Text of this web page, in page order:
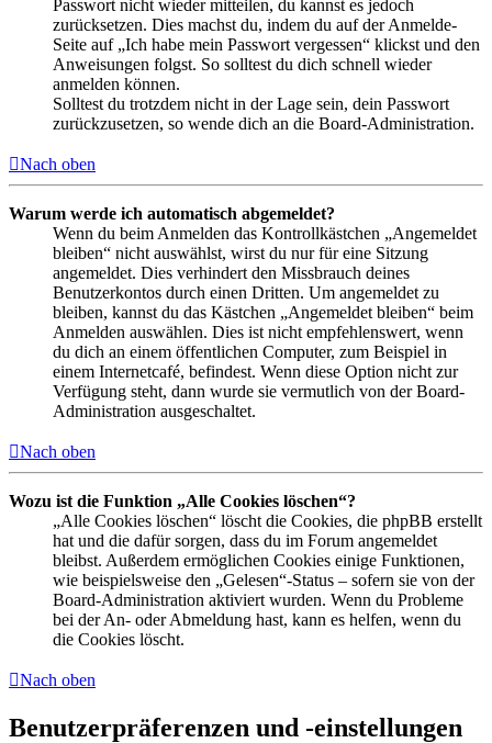
Passwort nicht wieder mitteilen, du kannst es jedoch
zurücksetzen. Dies machst du, indem du auf der Anmelde-
Seite auf „Ich habe mein Passwort vergessen“ klickst und den
Anweisungen folgst. So solltest du dich schnell wieder
anmelden können.
Solltest du trotzdem nicht in der Lage sein, dein Passwort
zurückzusetzen, so wende dich an die Board-Administration.
Nach oben
Warum werde ich automatisch abgemeldet?
Wenn du beim Anmelden das Kontrollkästchen „Angemeldet
bleiben“ nicht auswählst, wirst du nur für eine Sitzung
angemeldet. Dies verhindert den Missbrauch deines
Benutzerkontos durch einen Dritten. Um angemeldet zu
bleiben, kannst du das Kästchen „Angemeldet bleiben“ beim
Anmelden auswählen. Dies ist nicht empfehlenswert, wenn
du dich an einem öffentlichen Computer, zum Beispiel in
einem Internetcafé, befindest. Wenn diese Option nicht zur
Verfügung steht, dann wurde sie vermutlich von der Board-
Administration ausgeschaltet.
Nach oben
Wozu ist die Funktion „Alle Cookies löschen“?
„Alle Cookies löschen“ löscht die Cookies, die phpBB erstellt
hat und die dafür sorgen, dass du im Forum angemeldet
bleibst. Außerdem ermöglichen Cookies einige Funktionen,
wie beispielsweise den „Gelesen“-Status – sofern sie von der
Board-Administration aktiviert wurden. Wenn du Probleme
bei der An- oder Abmeldung hast, kann es helfen, wenn du
die Cookies löscht.
Nach oben
Benutzerpräferenzen und -einstellungen